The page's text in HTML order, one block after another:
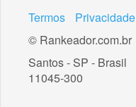
Termos Privacidade
© Rankeador.com.br
Santos - SP - Brasil
11045-300